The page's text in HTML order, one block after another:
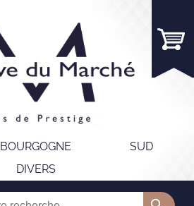
BOURGOGNE
SUD
DIVERS